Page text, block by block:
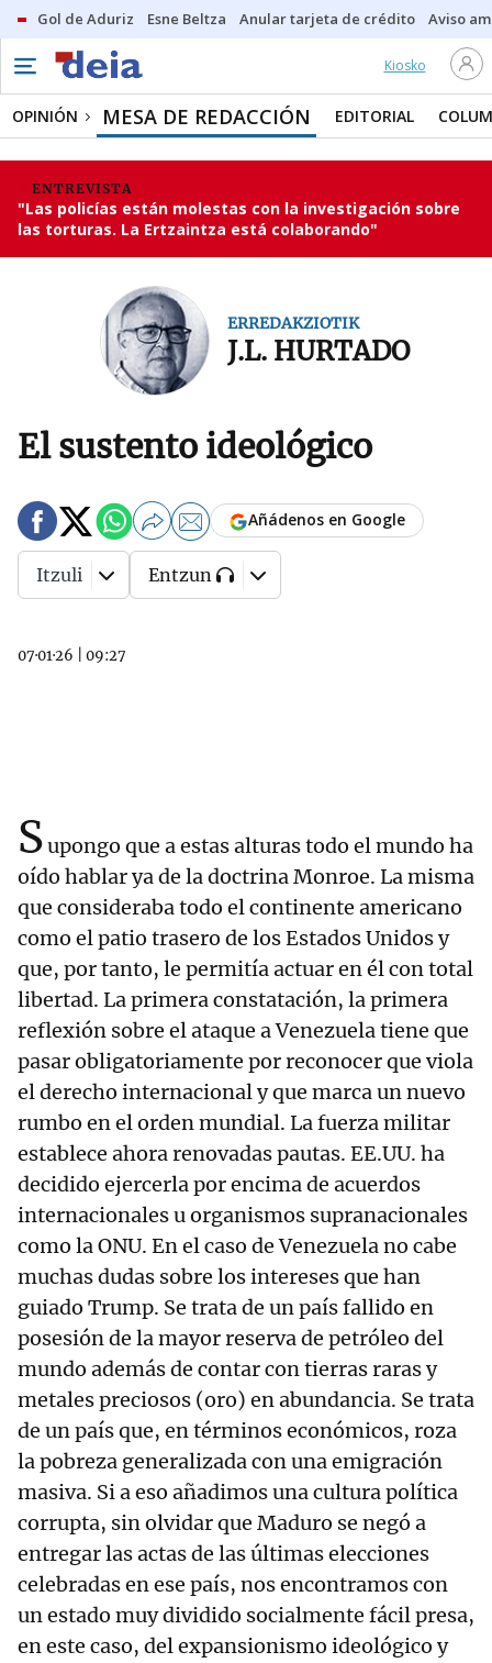
Gol de Aduriz Esne Beltza Anular tarjeta de crédito Aviso
Kiosko
OPINIÓN MESA DE REDACCIÓN EDITORIAL
ENTREVISTA
"Las policías están molestas con la investigación sobre
las torturas. La Ertzaintza está colaborando"
ERREDAKZIOTIK
J.L. HURTADO
El sustento ideológico
07·01·26 09:27
Añádenos en Google
Itzuli Entzun
Supongo que a estas alturas todo el mundo ha
oído hablar ya de la doctrina Monroe. La misma
que consideraba todo el continente americano
como el patio trasero de los Estados Unidos y
que, por tanto, le permitía actuar en él con total
libertad. La primera constatación, la primera
reflexión sobre el ataque a Venezuela tiene que
pasar obligatoriamente por reconocer que viola
el derecho internacional y que marca un nuevo
rumbo en el orden mundial. La fuerza militar
establece ahora renovadas pautas. EE.UU. ha
decidido ejercerla por encima de acuerdos
internacionales u organismos supranacionales
como la ONU. En el caso de Venezuela no cabe
muchas dudas sobre los intereses que han
guiado Trump. Se trata de un país fallido en
posesión de la mayor reserva de petróleo del
mundo además de contar con tierras raras y
metales preciosos (oro) en abundancia. Se trata
de un país que, en términos económicos, roza
la pobreza generalizada con una emigración
masiva. Si a eso añadimos una cultura política
corrupta, sin olvidar que Maduro se negó a
entregar las actas de las últimas elecciones
celebradas en ese país, nos encontramos con
un estado muy dividido socialmente fácil presa,
en este caso, del expansionismo ideológico y